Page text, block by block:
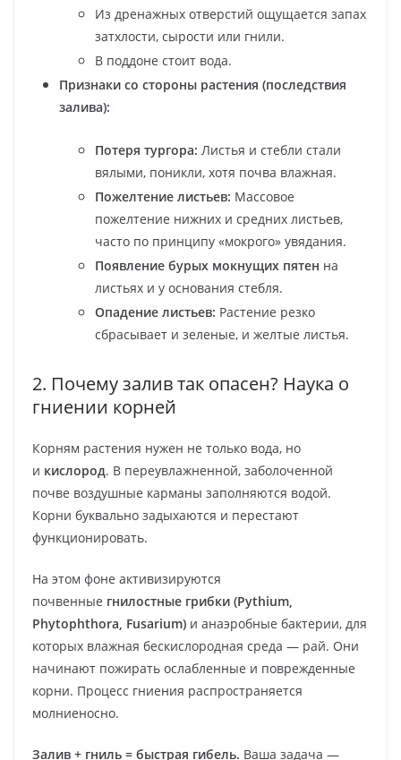
Из дренажных отверстий ощущается запах
затхлости, сырости или гнили.
В поддоне стоит вода.
Признаки со стороны растения (последствия
залива):
Потеря тургора: Листья и стебли стали
вялыми, поникли, хотя почва влажная.
Пожелтение листьев: Массовое
пожелтение нижних и средних листьев,
часто по принципу «мокрого» увядания.
Появление бурых мокнущих пятен на
листьях и у основания стебля.
Опадение листьев: Растение резко
сбрасывает и зеленые, и желтые листья.
2. Почему залив так опасен? Наука о
гниении корней
Корням растения нужен не только вода, но
и кислород. В переувлажненной, заболоченной
почве воздушные карманы заполняются водой.
Корни буквально задыхаются и перестают
функционировать.
На этом фоне активизируются
почвенные гнилостные грибки (Pythium,
Phytophthora, Fusarium) и анаэробные бактерии, для
которых влажная бескислородная среда — рай. Они
начинают пожирать ослабленные и поврежденные
корни. Процесс гниения распространяется
молниеносно.
Залив + гниль = быстрая гибель. Ваша задача —